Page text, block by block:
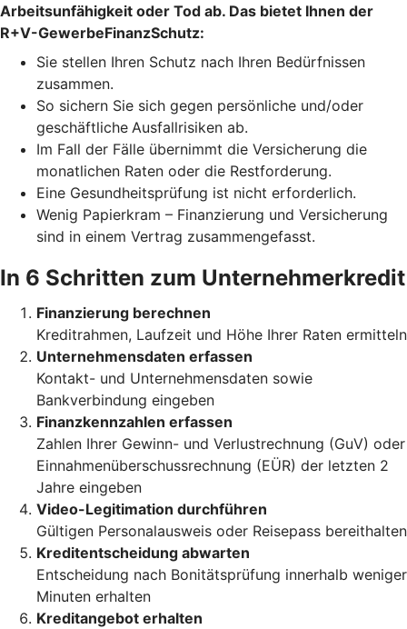
Arbeitsunfähigkeit oder Tod ab. Das bietet Ihnen der
R+V-GewerbeFinanzSchutz:
Sie stellen Ihren Schutz nach Ihren Bedürfnissen
zusammen.
So sichern Sie sich gegen persönliche und/oder
geschäftliche Ausfallrisiken ab.
Im Fall der Fälle übernimmt die Versicherung die
monatlichen Raten oder die Restforderung.
Eine Gesundheitsprüfung ist nicht erforderlich.
Wenig Papierkram – Finanzierung und Versicherung
sind in einem Vertrag zusammengefasst.
In 6 Schritten zum Unternehmerkredit
Finanzierung berechnen
Kreditrahmen, Laufzeit und Höhe Ihrer Raten ermitteln
Unternehmensdaten erfassen
Kontakt- und Unternehmensdaten sowie
Bankverbindung eingeben
Finanzkennzahlen erfassen
Zahlen Ihrer Gewinn- und Verlustrechnung (GuV) oder
Einnahmenüberschussrechnung (EÜR) der letzten 2
Jahre eingeben
Video-Legitimation durchführen
Gültigen Personalausweis oder Reisepass bereithalten
Kreditentscheidung abwarten
Entscheidung nach Bonitätsprüfung innerhalb weniger
Minuten erhalten
Kreditangebot erhalten